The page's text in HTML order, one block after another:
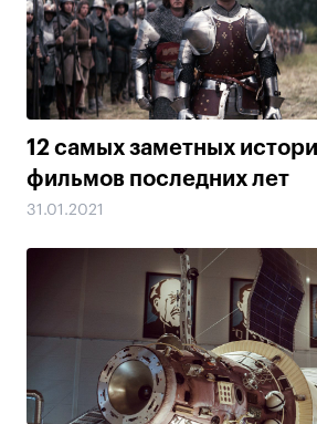
12 самых заметных
фильмов последних лет
31.01.2021